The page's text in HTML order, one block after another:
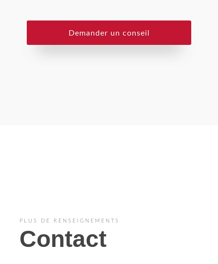
Demander un conseil
PLUS DE RENSEIGNEMENTS
Contact